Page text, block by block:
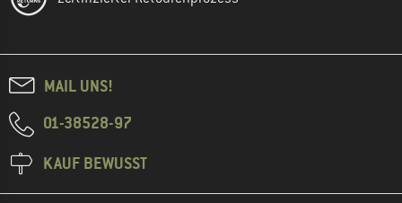
MAIL UNS!
01-38528-97
KAUF BEWUSST